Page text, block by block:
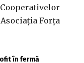
Forţa
în fermă